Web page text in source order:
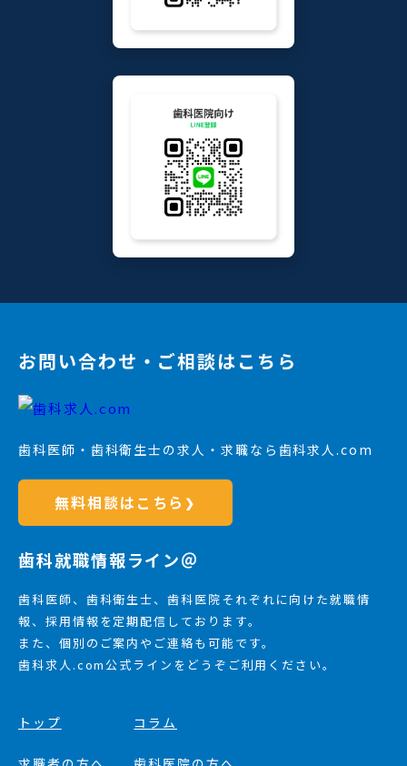
お問い合わせ・ご相談はこちら
歯科医師・歯科衛生士の求人・求職なら歯科求人.com
無料相談はこちら ❯
歯科就職情報ライン＠
歯科医師、歯科衛生士、歯科医院それぞれに向けた就職情
報、採用情報を定期配信しております。
また、個別のご案内やご連絡も可能です。
歯科求人.com公式ラインをどうぞご利用ください。
トップ コラム